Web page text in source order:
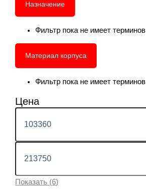
Назначение
Фильтр пока не имеет терминов
Материал корпуса
Фильтр пока не имеет терминов
Цена
Показать (6)